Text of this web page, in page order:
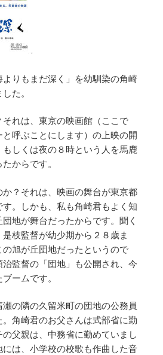
りもまだ深く」を幼馴染の角崎
た。
れは、東京の映画館（ここで
呼ぶことにします）の上映の開
しくは夜の８時という人を馬鹿
からです。
？それは、映画の舞台が東京都
。しかも、私も角崎君もよく知
地が舞台だったからです。聞く
枝監督が幼少期から２８歳ま
旭が丘団地だったというので
監督の「団地」も公開され、今
ームです。
の隣の久留米町の団地の公務員
角崎君のお父さんは式部省に勤
父親は、中務省に勤めていまし
は、小学校の校歌も作曲した音